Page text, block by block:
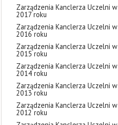
Zarządzenia Kanclerza Uczelni w
2017 roku
Zarządzenia Kanclerza Uczelni w
2016 roku
Zarządzenia Kanclerza Uczelni w
2015 roku
Zarządzenia Kanclerza Uczelni w
2014 roku
Zarządzenia Kanclerza Uczelni w
2013 roku
Zarządzenia Kanclerza Uczelni w
2012 roku